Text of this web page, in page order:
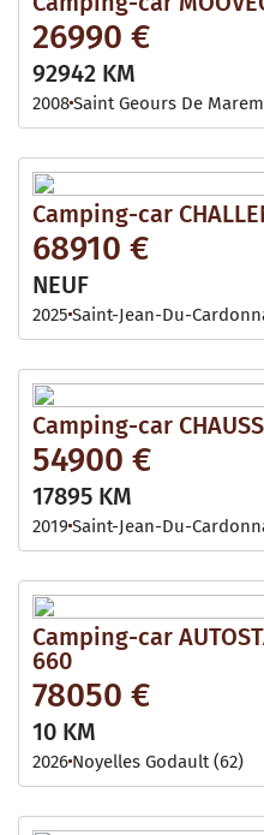
26990 €
92942 KM
2008Saint Geours De
Camping-car
68910 €
NEUF
2025 Saint-Jean-Du-
Camping-car
54900 €
17895 KM
2019 Saint-Jean-Du-
Camping-car
660
78050 €
10 KM
2026 Noyelles Godault (62)